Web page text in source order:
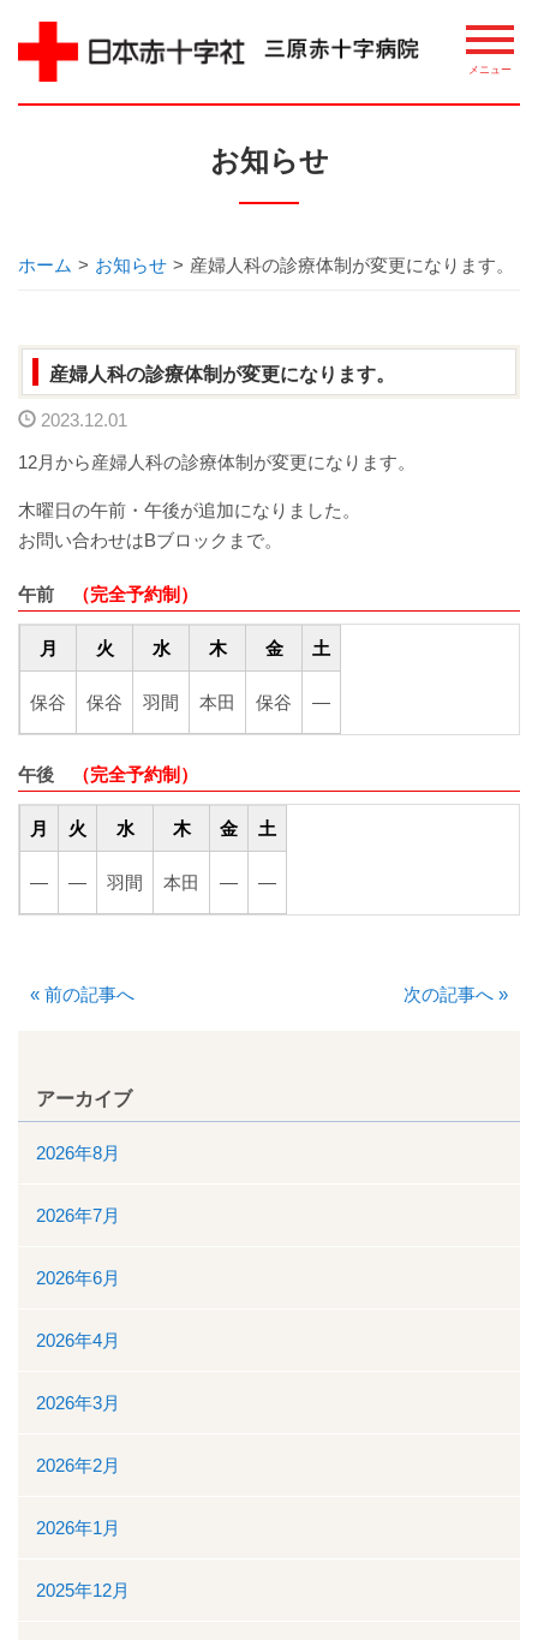
ごあいさつ
相談窓口
病院指標について
通院について
休診情報
診療科一覧
院内の案内図
入院について
お知らせ
ホーム > お知らせ > 産婦人科の診療体制が変更になります。
産婦人科の診療体制が変更になります。
2023.12.01
12月から産婦人科の診療体制が変更になります。
木曜日の午前・午後が追加になりました。
お問い合わせはBブロックまで。
午前 （完全予約制）
月 火 水 木 金 土
保谷 保谷 羽間 本田 保谷 ―
午後 （完全予約制）
月 火 水 木 金 土
― ― 羽間 本田 ― ―
« 前の記事へ 次の記事へ »
アーカイブ
2026年8月
2026年7月
2026年6月
2026年4月
2026年3月
2026年2月
2026年1月
2025年12月